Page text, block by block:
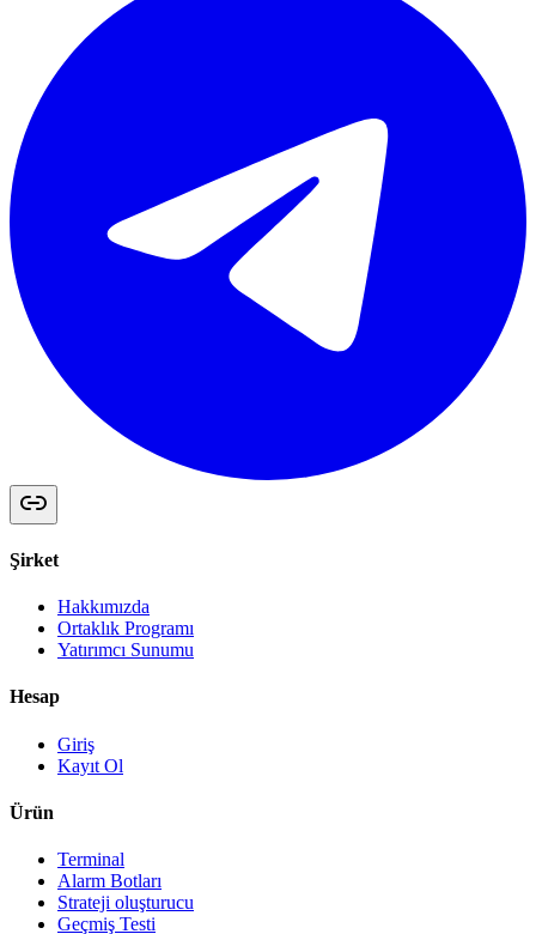
Şirket
Hakkımızda
Ortaklık Programı
Yatırımcı Sunumu
Hesap
Giriş
Kayıt Ol
Ürün
Terminal
Alarm Botları
Strateji oluşturucu
Geçmiş Testi